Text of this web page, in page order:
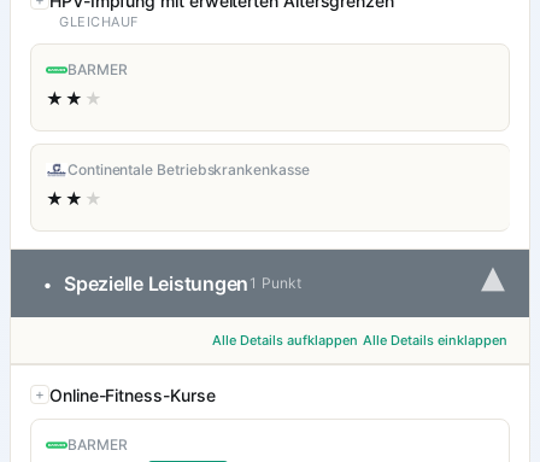
GLEICHAUF
BARMER
★★ ★
Continentale Betriebskrankenkasse
★★ ★
• Spezielle Leistungen 1 Punkt ▾
Alle Details aufklappen Alle Details einklappen
Online-Fitness-Kurse
BARMER